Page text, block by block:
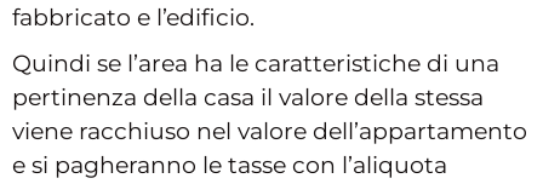
fabbricato e l’edificio.
Quindi se l’area ha le caratteristiche di una
pertinenza della casa il valore della stessa
viene racchiuso nel valore dell’appartamento
e si pagheranno le tasse con l’aliquota